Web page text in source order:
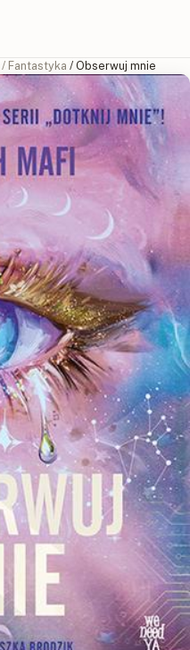
/ Fantastyka / Obserwuj mnie